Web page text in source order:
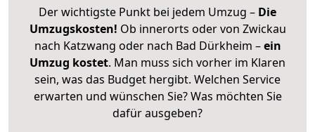
Der wichtigste Punkt bei jedem Umzug – Die
Umzugskosten! Ob innerorts oder von Zwickau
nach Katzwang oder nach Bad Dürkheim –ein
Umzug kostet. Man muss sich vorher im Klaren
sein, was das Budget hergibt. Welchen Service
erwarten und wünschen Sie? Was möchten Sie
dafür ausgeben?